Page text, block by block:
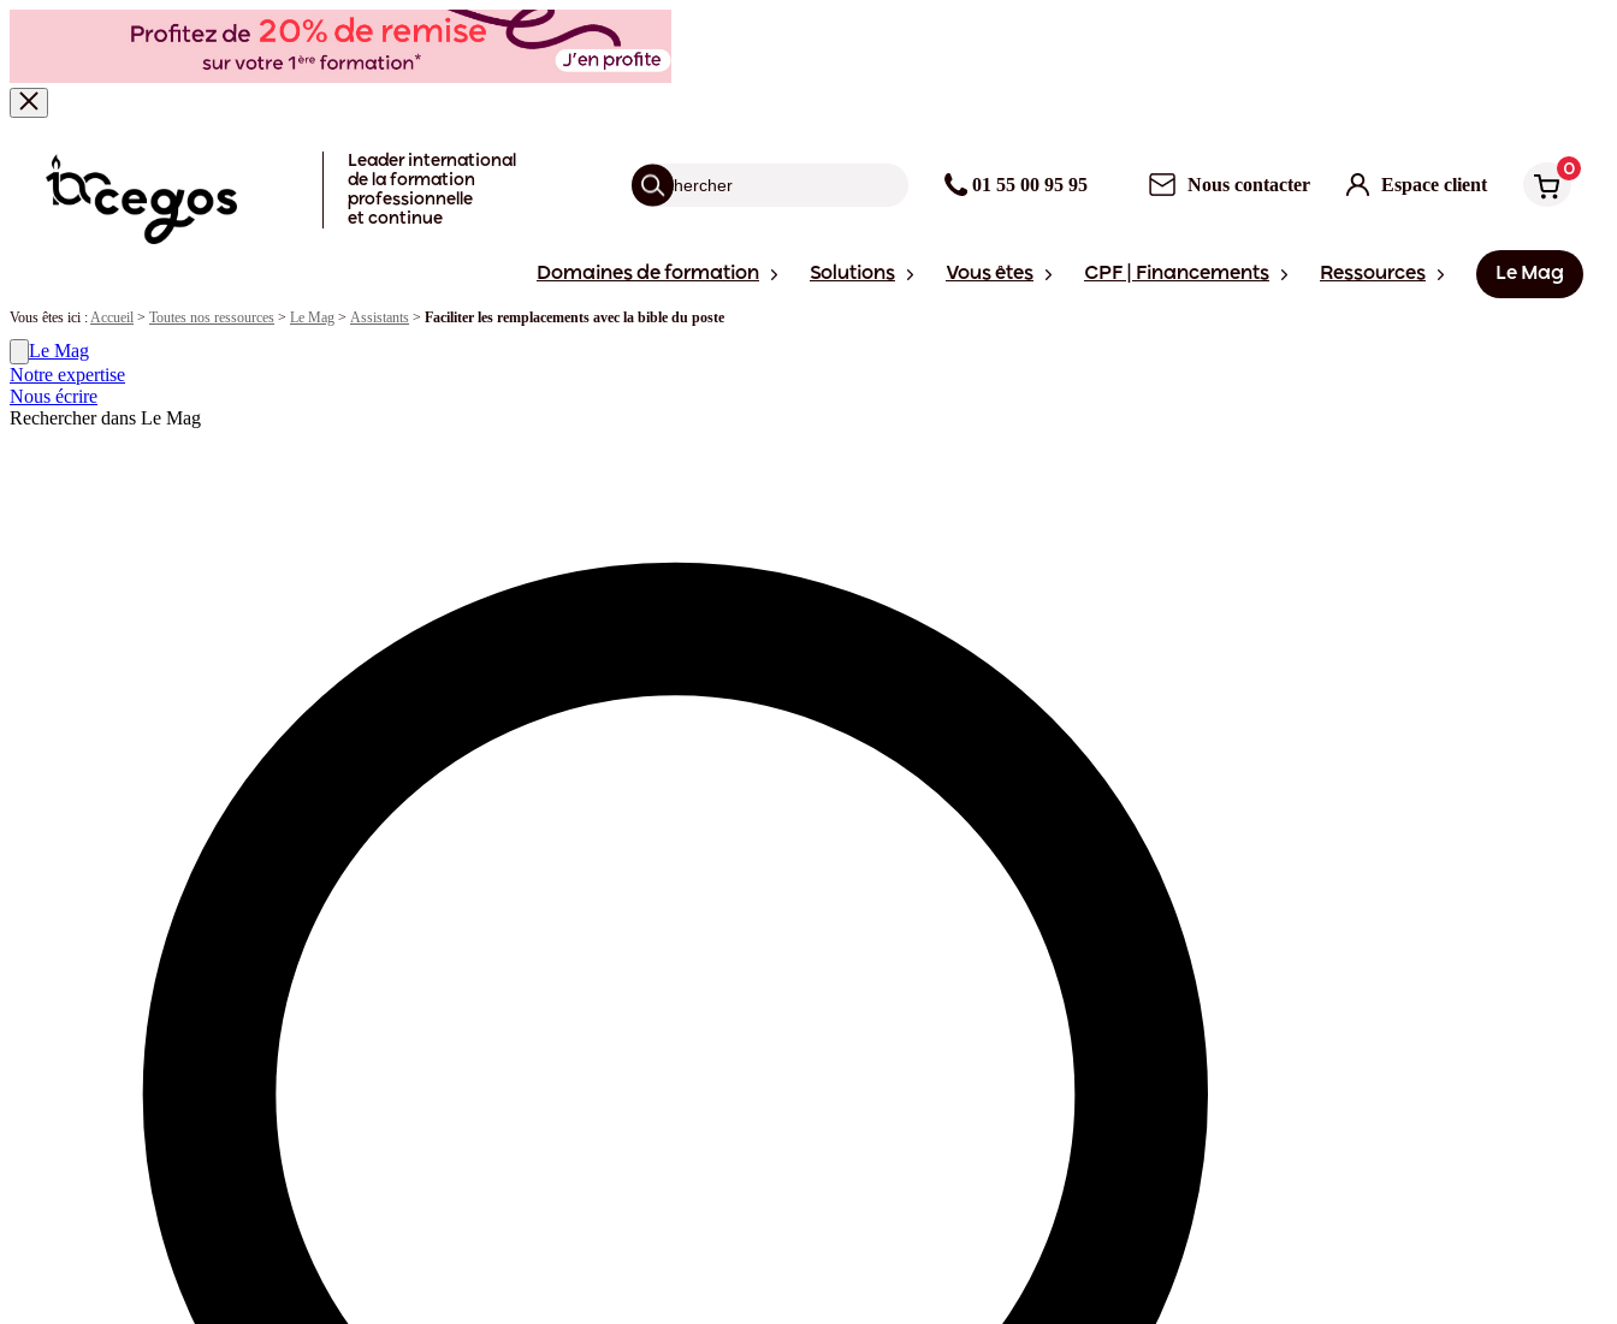
Leader international
de la formation
professionnelle
et continue
01 55 00 95 95 Nous contacter Espace client
0
Domaines de formation Solutions Vous êtes CPF | Financements Ressources Le Mag
Vous êtes ici :Accueil > Toutes nos ressources > Le Mag > Assistants > Faciliter les remplacements avec la bible du poste
Le Mag
Notre expertise
Nous écrire
Rechercher dans Le Mag